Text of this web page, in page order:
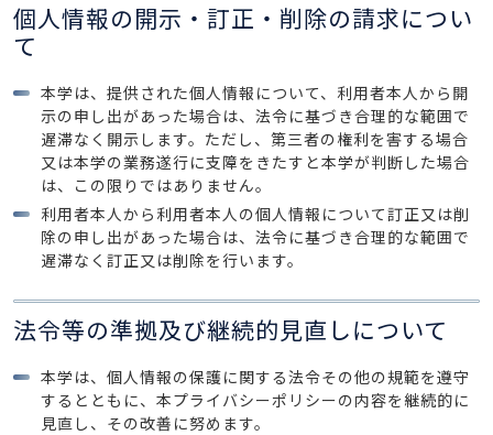
個人情報の開示・訂正・削除の請求につい
て
本学は、提供された個人情報について、利用者本人から開
示の申し出があった場合は、法令に基づき合理的な範囲で
遅滞なく開示します。ただし、第三者の権利を害する場合
又は本学の業務遂行に支障をきたすと本学が判断した場合
は、この限りではありません。
利用者本人から利用者本人の個人情報について訂正又は削
除の申し出があった場合は、法令に基づき合理的な範囲で
遅滞なく訂正又は削除を行います。
法令等の準拠及び継続的見直しについて
本学は、個人情報の保護に関する法令その他の規範を遵守
するとともに、本プライバシーポリシーの内容を継続的に
見直し、その改善に努めます。